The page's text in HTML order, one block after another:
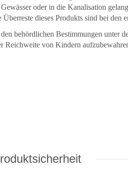
oder in die Kanalisation
dieses Produkts sind bei den
behördlichen Bestimmungen unter
Reichweite von Kindern